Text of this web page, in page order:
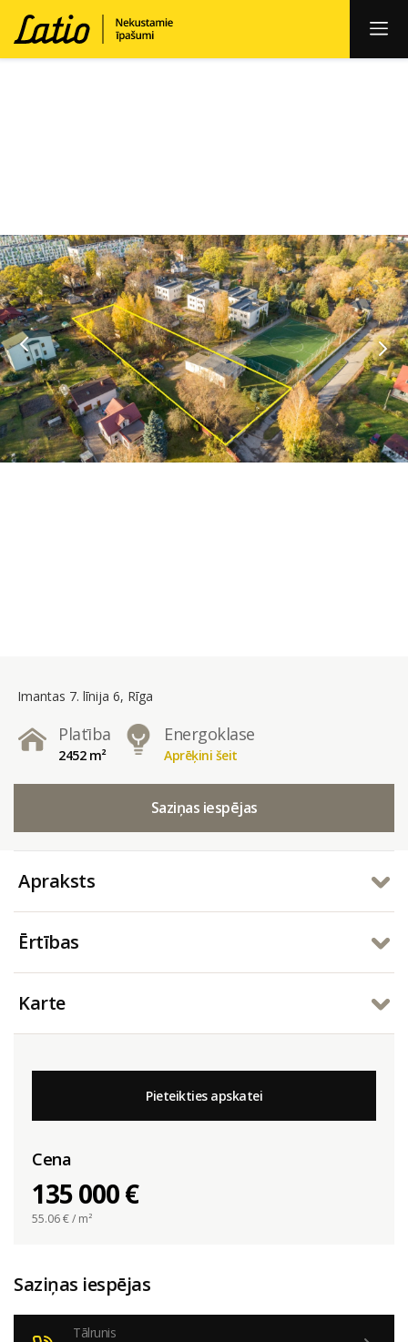
Imantas 7. līnija 6, Rīga
Platība
2452 m²
Energoklase
Aprēķini šeit
Saziņas iespējas
Apraksts
Ērtības
Karte
Pieteikties apskatei
Cena
135 000 €
55.06€ / m²
Saziņas iespējas
Tālrunis